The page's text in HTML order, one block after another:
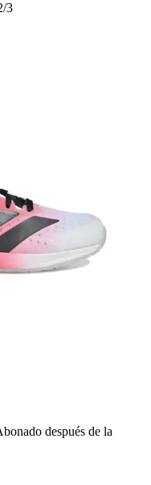
3
después de la